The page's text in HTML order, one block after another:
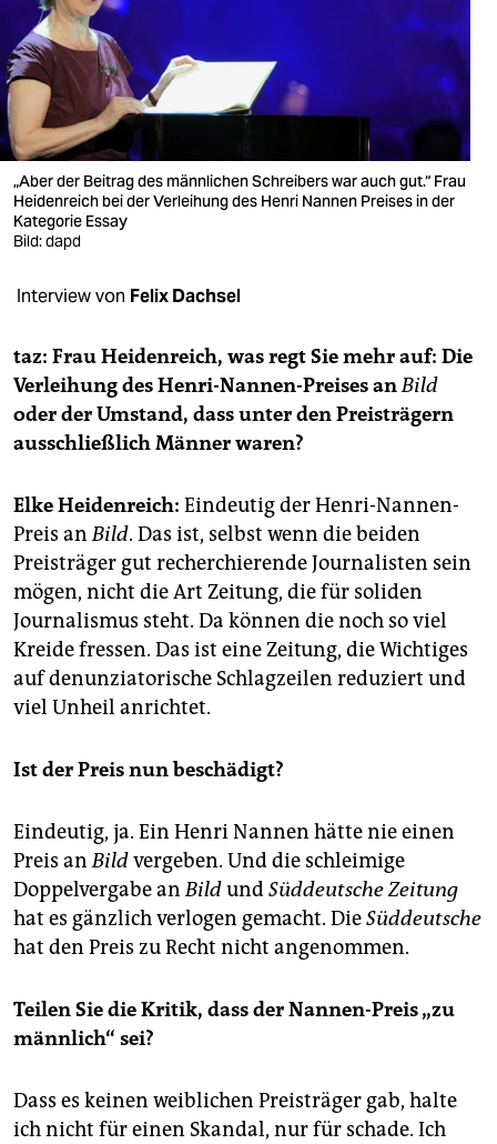
nord
wahrheit
verlag
verlag
veranstaltungen
fragen & hilfe
unterstützen
abo
genossenschaft
„Aber der Beitrag des männlichen Schreibers war auch gut.“ Frau
Heidenreich bei der Verleihung des Henri Nannen Preises in der
Kategorie Essay
Bild: dapd
Interview von Felix Dachsel
taz: Frau Heidenreich, was regt Sie mehr auf: Die
Verleihung des Henri-Nannen-Preises anBild
oder der Umstand, dass unter den Preisträgern
ausschließlich Männer waren?
Elke Heidenreich: Eindeutig der Henri-Nannen-
Preis anBild. Das ist, selbst wenn die beiden
Preisträger gut recherchierende Journalisten sein
mögen, nicht die Art Zeitung, die für soliden
Journalismus steht. Da können die noch so viel
Kreide fressen. Das ist eine Zeitung, die Wichtiges
auf denunziatorische Schlagzeilen reduziert und
viel Unheil anrichtet.
Ist der Preis nun beschädigt?
Eindeutig, ja. Ein Henri Nannen hätte nie einen
Preis anBildvergeben. Und die schleimige
Doppelvergabe anBildundSüddeutsche Zeitung
hat es gänzlich verlogen gemacht. DieSüddeutsche
hat den Preis zu Recht nicht angenommen.
Teilen Sie die Kritik, dass der Nannen-Preis „zu
männlich“ sei?
Dass es keinen weiblichen Preisträger gab, halte
ich nicht für einen Skandal, nur für schade. Ich